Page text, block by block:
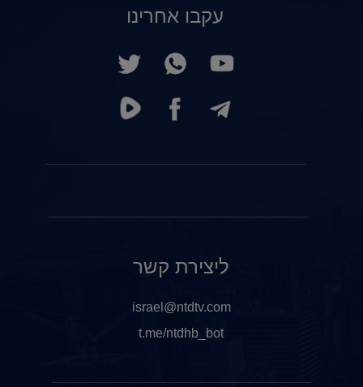
עקבו אחרינו
ליצירת קשר
israel@ntdtv.com
t.me/ntdhb_bot